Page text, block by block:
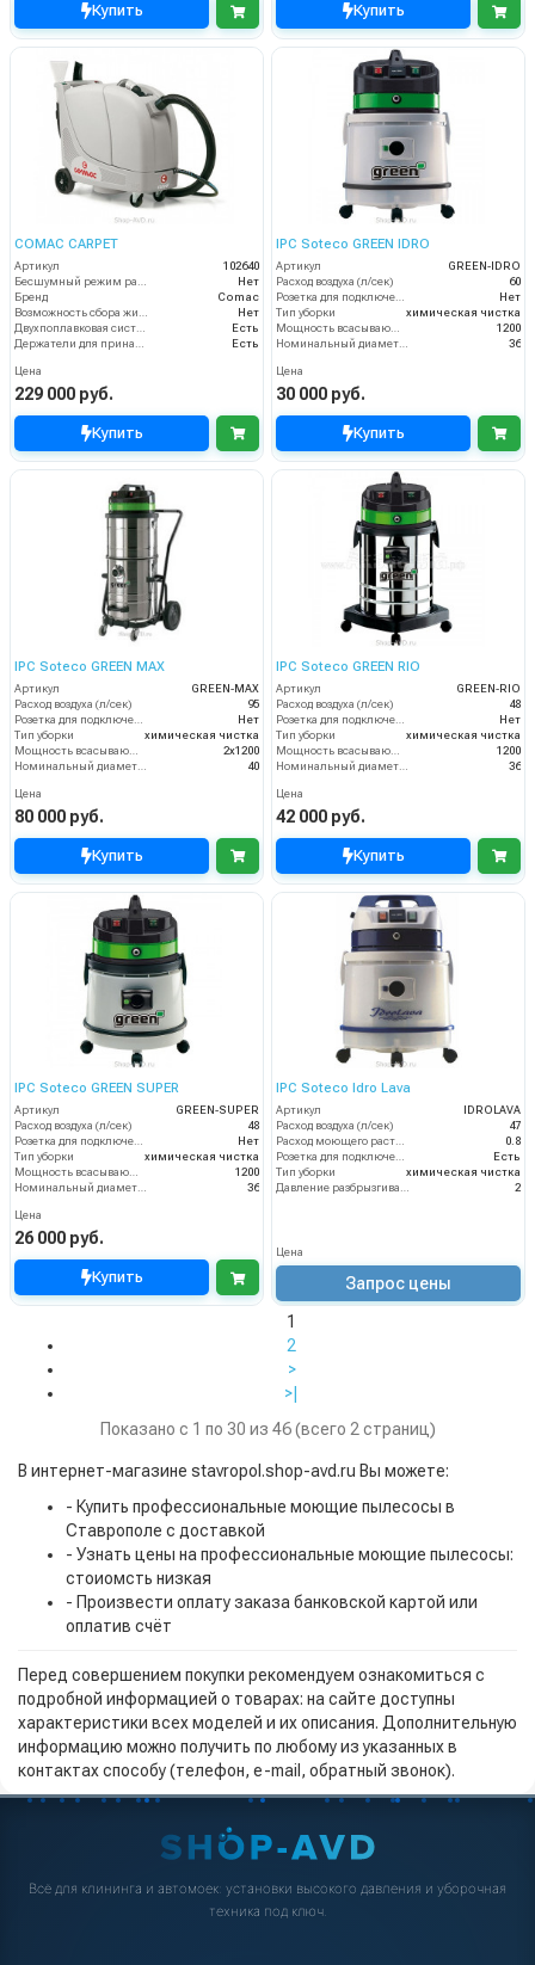
Купить Купить
COMAC CARPET
Артикул
102640
Нет
Бренд
Comac
Нет
Есть
Есть
Цена
229 000 руб.
Купить
IPC Soteco GREEN IDRO
Артикул
GREEN-IDRO
Расход воздуха (л/сек)
60
Нет
Тип уборки
химическая чистка
1200
36
Цена
30 000 руб.
Купить
IPC Soteco GREEN MAX
Артикул
GREEN-MAX
Расход воздуха (л/сек)
95
Нет
Тип уборки
химическая чистка
2х1200
40
Цена
80 000 руб.
Купить
IPC Soteco GREEN RIO
Артикул
GREEN-RIO
Расход воздуха (л/сек)
48
Нет
Тип уборки
химическая чистка
1200
36
Цена
42 000 руб.
Купить
IPC Soteco GREEN SUPER
Артикул
GREEN-SUPER
Расход воздуха (л/сек)
48
Розетка для подключения инструмента
Нет
Тип уборки
химическая чистка
Мощность всасывающей турбины (Вт)
1200
Номинальный диаметр принадлежностей (мм)
36
Цена
26 000 руб.
Купить
IPC Soteco Idro Lava
Артикул
IDROLAVA
Расход воздуха (л/сек)
47
Расход моющего раствора (л/мин)
0.8
Розетка для подключения инструмента
Есть
Тип уборки
химическая чистка
Давление разбрызгивания моющего раствора (бар)
2
Цена
Запрос цены
1
2
>
>|
Показано с 1 по 30 из 46 (всего 2 страниц)
В интернет-магазине stavropol.shop-avd.ru Вы можете:
- Купить профессиональные моющие пылесосы в
Ставрополе с доставкой
- Узнать цены на профессиональные моющие пылесосы:
стоиомсть низкая
- Произвести оплату заказа банковской картой или
оплатив счёт
Перед совершением покупки рекомендуем ознакомиться с
подробной информацией о товарах: на сайте доступны
характеристики всех моделей и их описания. Дополнительную
информацию можно получить по любому из указанных в
контактах способу (телефон, e-mail, обратный звонок).
Всё для клининга и автомоек: установки высокого давления и уборочная
техника под ключ.